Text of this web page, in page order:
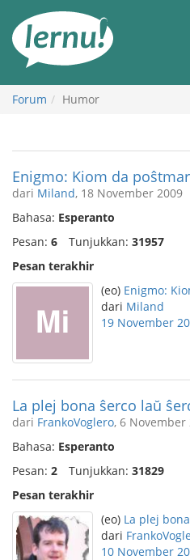
daftar
Forum Humor
Enigmo: Kiom da
dari Miland, 18 November 2009
Bahasa: Esperanto
Pesan: 6 Tunjukkan: 31957
Pesan terakhir
(eo) Enigmo:
dari Miland
19 November
La plej bona ŝerco laŭ
dari FrankoVoglero, 6 November
Bahasa: Esperanto
Pesan: 2 Tunjukkan: 31829
Pesan terakhir
(eo) La plej
dari
10 November